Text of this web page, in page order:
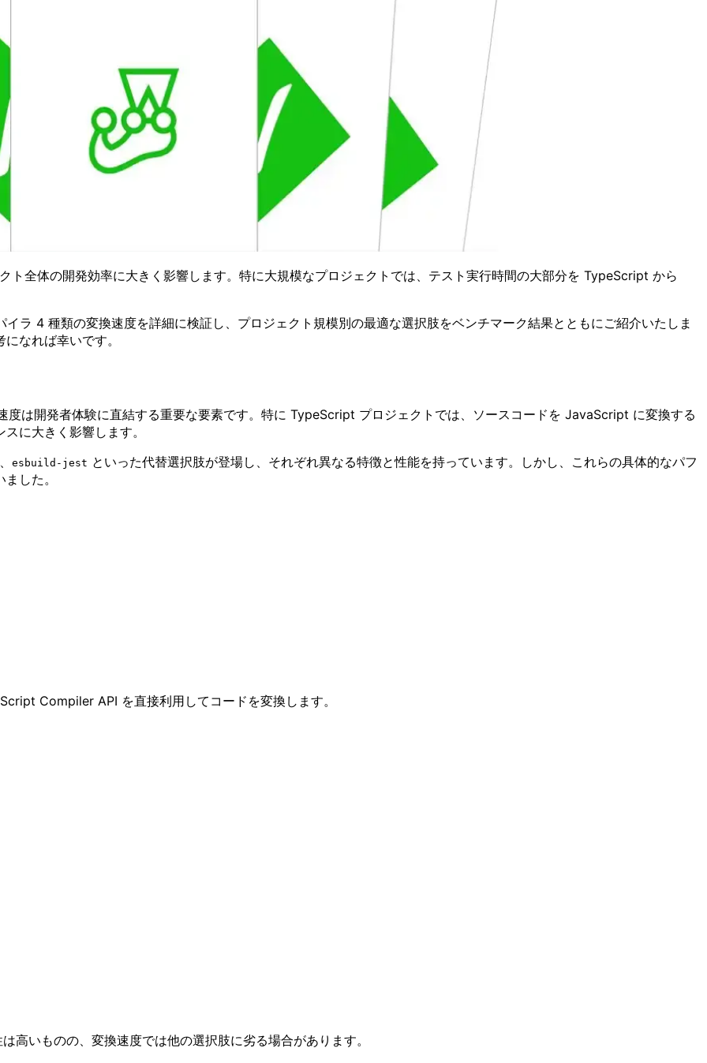
全体の開発効率に大きく影響します。特に大規模なプロジェクトでは、テスト実行時間の大部分を TypeScript から
ラ 4 種類の変換速度を詳細に検証し、プロジェクト規模別の最適な選択肢をベンチマーク結果とともにご紹介いたしま
なれば幸いです。
は開発者体験に直結する重要な要素です。特に TypeScript プロジェクトでは、ソースコードを JavaScript に変換する
に大きく影響します。
、
esbuild-jest といった代替選択肢が登場し、それぞれ異なる特徴と性能を持っています。しかし、これらの具体的なパフ
した。
Compiler API を直接利用してコードを変換します。
いものの、変換速度では他の選択肢に劣る場合があります。